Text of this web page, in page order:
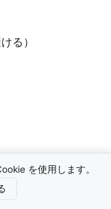
る）
を使用します。